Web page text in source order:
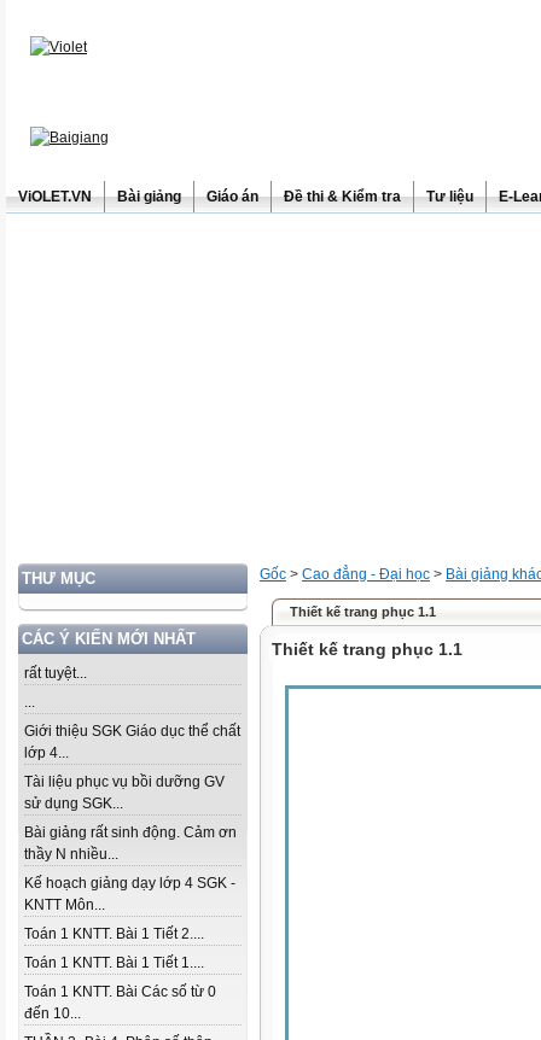
ViOLET.VN Bài giảng Giáo án Đề thi & Kiểm tra Tư liệu E-
THƯ MỤC
CÁC Ý KIẾN MỚI NHẤT
rất tuyệt...
...
Giới thiệu SGK Giáo dục thể chất
lớp 4...
Tài liệu phục vụ bồi dưỡng GV
sử dụng SGK...
Bài giảng rất sinh động. Cảm ơn
thầy N nhiều...
Kế hoạch giảng dạy lớp 4 SGK -
KNTT Môn...
Toán 1 KNTT. Bài 1 Tiết 2....
Toán 1 KNTT. Bài 1 Tiết 1....
Toán 1 KNTT. Bài Các số từ 0
đến 10...
Gốc > Cao đẳng - Đại học > Bài giảng
Thiết kế trang phục 1.1
Thiết kế trang phục 1.1